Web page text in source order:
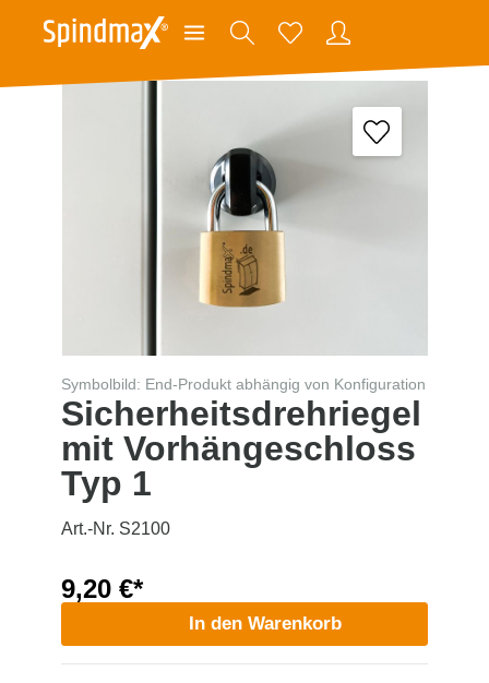
Symbolbild: End-Produkt abhängig von Konfiguration
Sicherheitsdrehriegel
mit Vorhängeschloss
Typ 1
Art.-Nr. S2100
9,20 €*
In den Warenkorb